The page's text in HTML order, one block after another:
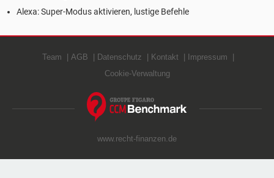
Alexa: Super-Modus aktivieren, lustige Befehle
Team AGB Datenschutz Kontakt
Impressum
Cookie-Verwaltung
www.recht-finanzen.de